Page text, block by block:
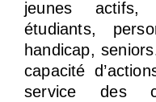
jeunes actifs,
étudiants,
handicap,
capacité
service des